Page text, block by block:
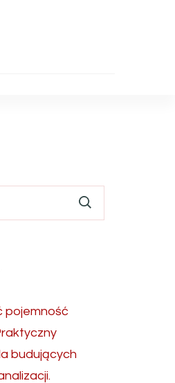
pojemność
budujących